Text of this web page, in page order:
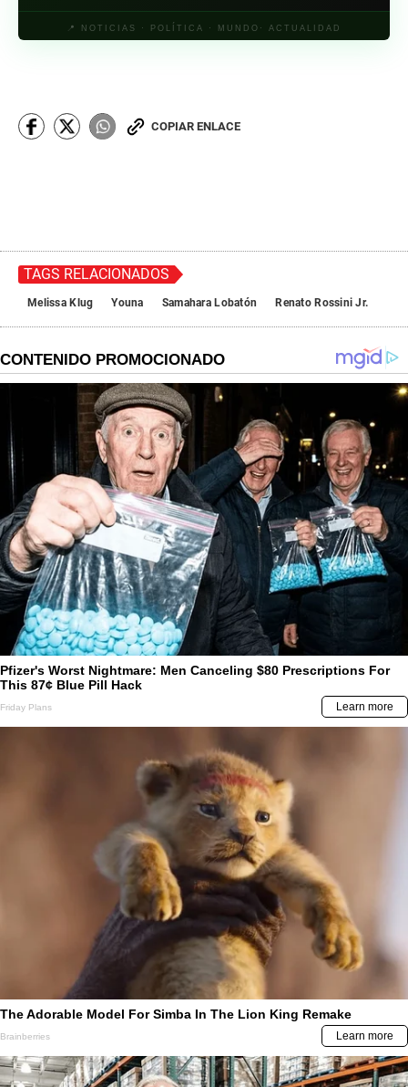
📍 NOTICIAS · POLÍTICA · MUNDO· ACTUALIDAD
COPIAR ENLACE
TAGS RELACIONADOS
Melissa Klug Youna Samahara Lobatón Renato Rossini Jr.